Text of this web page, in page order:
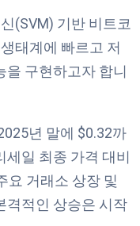
(SVM) 기반 비트코
태계에 빠르고 저
을 구현하고자 합니
년 말에 $0.32까
세일 최종 가격 대비
요 거래소 상장 및
격적인 상승은 시작